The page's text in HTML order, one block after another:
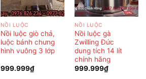
NỒI LUỘC
Nồi luộc giò chả,
luộc bánh chưng
hình vuông 3 lớp
999.999₫
NỒI LUỘC
Nồi luộc gà
Zwilling Đức
dung tích 14 lít
chính hãng
999.999₫